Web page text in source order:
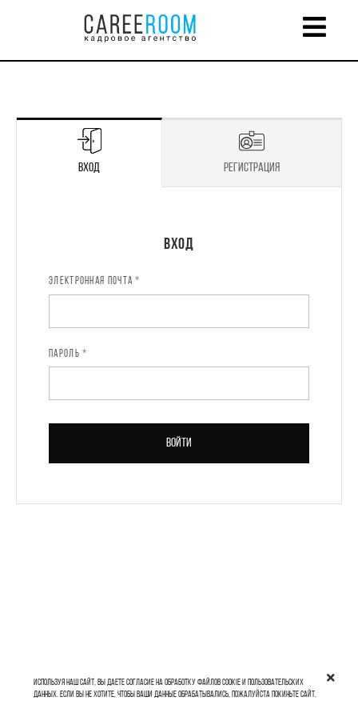
Вход Регистрация
Вход
ЭЛЕКТРОННАЯ ПОЧТА *
ПАРОЛЬ *
Войти
Регистрация
ИМЯ *
ЭЛЕКТРОННАЯ ПОЧТА *
ПАРОЛЬ *
Используя наш сайт, вы даете согласие на обработку файлов cookie и пользовательских
данных. Если вы не хотите, чтобы ваши данные обрабатывались, пожалуйста покиньте сайт.